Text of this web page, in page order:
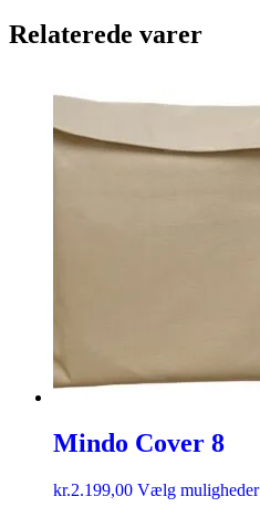
Relaterede varer
Mindo Cover 8
kr.2.199,00 Vælg muligheder